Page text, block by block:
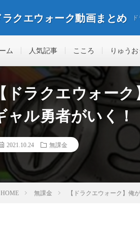
ラクエウォーク動画まとめ
ム 人気記事 こころ りゅうお
ドラクエウォー
ャル勇者がいく！
2021.10.24 無課金
HOME 無課金 【ドラクエウォーク】俺